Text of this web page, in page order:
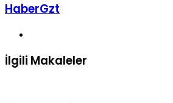
HaberGzt
İlgili Makaleler